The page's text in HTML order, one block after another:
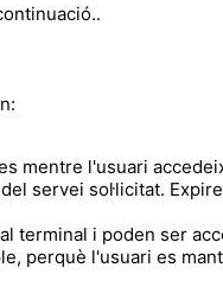
mentre l'usuari
servei sol·licitat.
terminal i poden ser
perquè l'usuari es